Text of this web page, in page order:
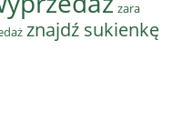
zara
znajdź sukienkę